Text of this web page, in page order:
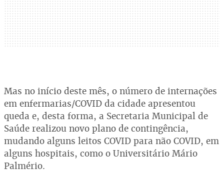
Mas no início deste mês, o número de internações
em enfermarias/COVID da cidade apresentou
queda e, desta forma, a Secretaria Municipal de
Saúde realizou novo plano de contingência,
mudando alguns leitos COVID para não COVID, em
alguns hospitais, como o Universitário Mário
Palmério.